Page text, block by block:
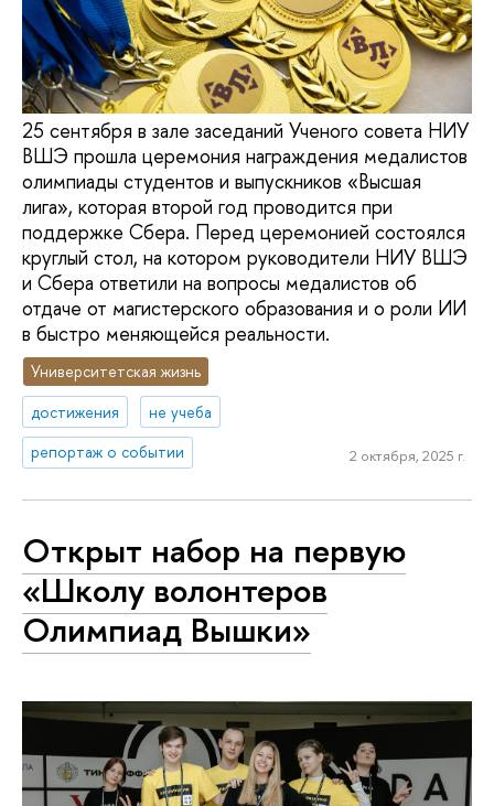
25 сентября в зале заседаний Ученого совета НИУ
ВШЭ прошла церемония награждения медалистов
олимпиады студентов и выпускников «Высшая
лига», которая второй год проводится при
поддержке Сбера. Перед церемонией состоялся
круглый стол, на котором руководители НИУ ВШЭ
и Сбера ответили на вопросы медалистов об
отдаче от магистерского образования и о роли ИИ
в быстро меняющейся реальности.
Университетская жизнь
достижения
не учеба
репортаж о событии
2 октября, 2025 г.
Открыт набор на первую
«Школу волонтеров
Олимпиад Вышки»